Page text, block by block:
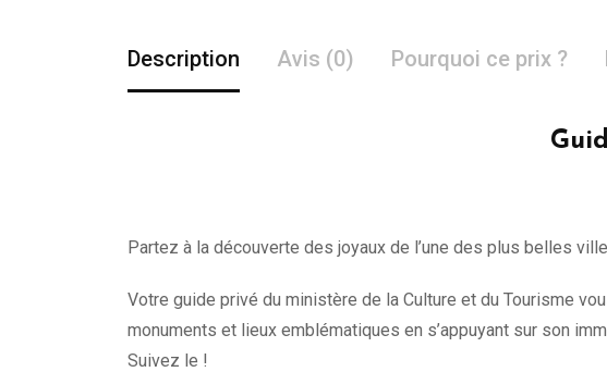
Description Avis (0) Pourquoi ce prix ?
Partez à la découverte des joyaux de l’une des plus belles
Votre guide privé du ministère de la Culture et du Tourisme
monuments et lieux emblématiques en s’appuyant sur son
Suivez le !